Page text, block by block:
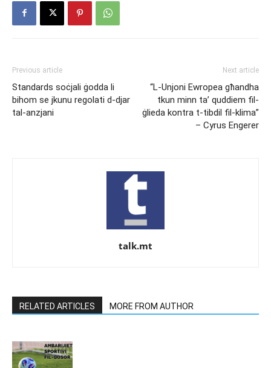
Previous article
Standards soċjali ġodda li
bihom se jkunu regolati d-djar
tal-anzjani
Next article
“L-Unjoni Ewropea għandha
tkun minn ta’ quddiem fil-
ġlieda kontra t-tibdil fil-klima”
– Cyrus Engerer
talk.mt
RELATED ARTICLES MORE FROM AUTHOR